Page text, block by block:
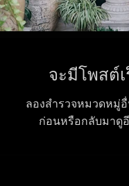
จะมีโพสต์
ลองสำรวจหมวดหมู่
ก่อนหรือกลับมาดู